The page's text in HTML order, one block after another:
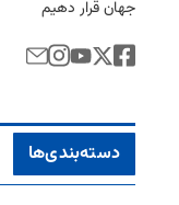
جهان قرار دهیم
دسته‌بندی‌ها